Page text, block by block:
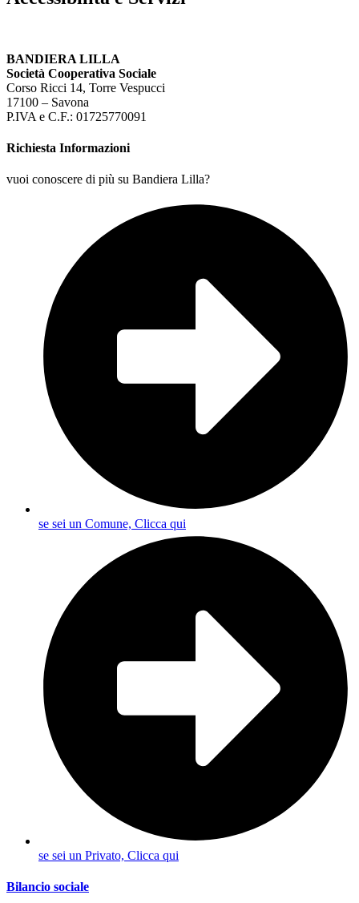
BANDIERA LILLA
Società Cooperativa Sociale
Corso Ricci 14, Torre Vespucci
17100 – Savona
P.IVA e C.F.: 01725770091
Richiesta Informazioni
vuoi conoscere di più su Bandiera Lilla?
se sei un Comune, Clicca qui
se sei un Privato, Clicca qui
Bilancio sociale